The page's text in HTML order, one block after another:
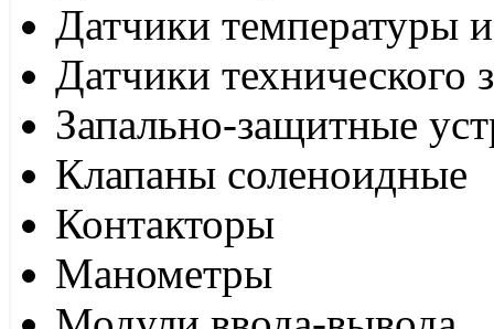
Датчики температуры
Датчики технического
Запально-защитные
Клапаны соленоидные
Контакторы
Манометры